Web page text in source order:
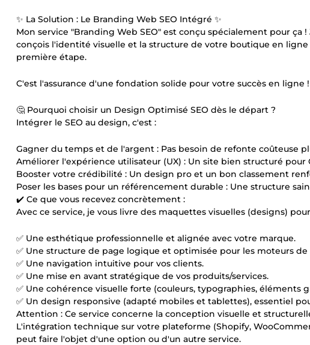
✨ La Solution : Le Branding Web SEO Intégré ✨
Mon service "Branding Web SEO" est conçu spécialement pour ça
conçois l'identité visuelle et la structure de votre boutique en
première étape.
C'est l'assurance d'une fondation solide pour votre succès en ligne !
🤔 Pourquoi choisir un Design Optimisé SEO dès le départ ?
Intégrer le SEO au design, c'est :
Gagner du temps et de l'argent : Pas besoin de refonte coûteuse
Améliorer l'expérience utilisateur (UX) : Un site bien structuré pour
Booster votre crédibilité : Un design pro et un bon classement
Poser les bases pour un référencement durable : Une structure
✔️ Ce que vous recevez concrètement :
Avec ce service, je vous livre des maquettes visuelles (designs)
✅ Une esthétique professionnelle et alignée avec votre marque.
✅ Une structure de page logique et optimisée pour les moteurs
✅ Une navigation intuitive pour vos clients.
✅ Une mise en avant stratégique de vos produits/services.
✅ Une cohérence visuelle forte (couleurs, typographies, éléments
✅ Un design responsive (adapté mobiles et tablettes), essentiel
Attention : Ce service concerne la conception visuelle et
L'intégration technique sur votre plateforme (Shopify,
peut faire l'objet d'une option ou d'un autre service.